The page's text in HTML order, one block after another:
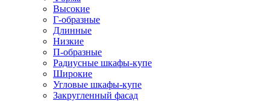
Высокие
Г-образные
Длинные
Низкие
П-образные
Радиусные шкафы-купе
Широкие
Угловые шкафы-купе
Закругленный фасад